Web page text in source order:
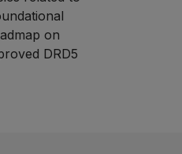
on
DRD5